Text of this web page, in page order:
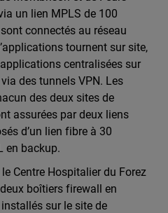
un lien MPLS de 100
connectés au réseau
tournent sur site,
centralisées sur
des tunnels VPN. Les
des deux sites de
assurées par deux liens
d’un lien fibre à 30
en backup.
Centre Hospitalier du Forez
boîtiers firewall en
sur le site de